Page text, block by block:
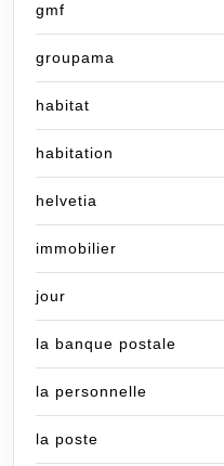
gmf
groupama
habitat
habitation
helvetia
immobilier
jour
la banque postale
la personnelle
la poste